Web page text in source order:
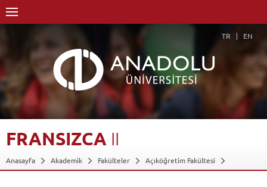
TR EN
FRANSIZCA II
Anasayfa Akademik Fakülteler
Açıköğretim Fakültesi